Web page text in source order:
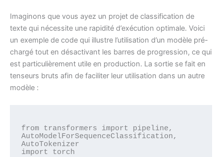
Imaginons que vous ayez un projet de classification de
texte qui nécessite une rapidité d’exécution optimale. Voici
un exemple de code qui illustre l’utilisation d’un modèle pré-
chargé tout en désactivant les barres de progression, ce qui
est particulièrement utile en production. La sortie se fait en
tenseurs bruts afin de faciliter leur utilisation dans un autre
modèle :
from transformers import pipeline,
AutoModelForSequenceClassification,
AutoTokenizer
import torch